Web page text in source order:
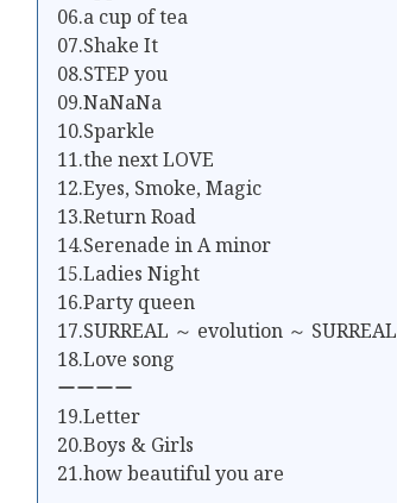
06.a cup of tea
07.Shake It
08.STEP you
09.NaNaNa
10.Sparkle
11.the next LOVE
12.Eyes, Smoke, Magic
13.Return Road
14.Serenade in A minor
15.Ladies Night
16.Party queen
17.SURREAL ～ evolution ～ SURREAL
18.Love song
ーーーー
19.Letter
20.Boys & Girls
21.how beautiful you are